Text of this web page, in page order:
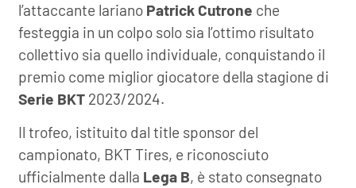
l’attaccante lariano Patrick Cutrone che
festeggia in un colpo solo sia l’ottimo risultato
collettivo sia quello individuale, conquistando il
premio come miglior giocatore della stagione di
Serie BKT 2023/2024.
Il trofeo, istituito dal title sponsor del
campionato, BKT Tires, e riconosciuto
ufficialmente dalla Lega B, è stato consegnato